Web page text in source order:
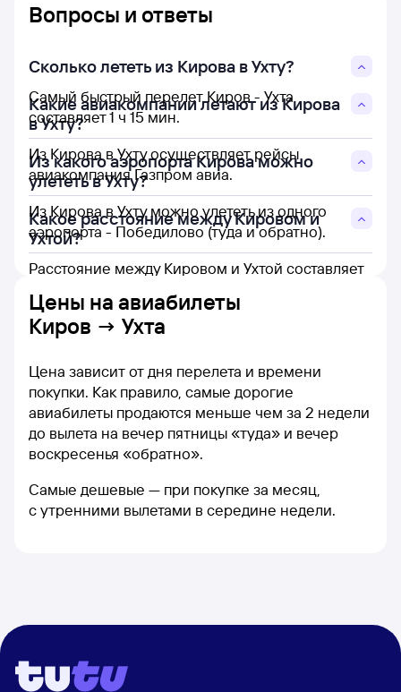
Вопросы и ответы
Сколько лететь из Кирова в Ухту?
Самый быстрый перелет Киров - Ухта
составляет 1 ч 15 мин.
Какие авиакомпании летают из Кирова
в Ухту?
Из Кирова в Ухту осуществляет рейсы
авиакомпания Газпром авиа.
Из какого аэропорта Кирова можно
улететь в Ухту?
Из Кирова в Ухту можно улететь из одного
аэропорта - Победилово (туда и обратно).
Какое расстояние между Кировом и
Ухтой?
Расстояние между Кировом и Ухтой составляет
Цены на авиабилеты
Киров → Ухта
Цена зависит от дня перелета и времени
покупки. Как правило, самые дорогие
авиабилеты продаются меньше чем за 2 недели
до вылета на вечер пятницы «туда» и вечер
воскресенья «обратно».
Самые дешевые — при покупке за месяц,
с утренними вылетами в середине недели.